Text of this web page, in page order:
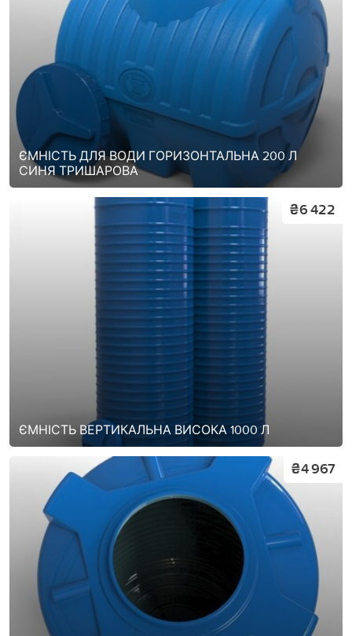
ЄМНІСТЬ ДЛЯ ВОДИ ГОРИЗОНТАЛЬНА 200 Л
СИНЯ ТРИШАРОВА
ЄМНІСТЬ ВЕРТИКАЛЬНА ВИСОКА 1000 Л
₴6 422
₴4 967